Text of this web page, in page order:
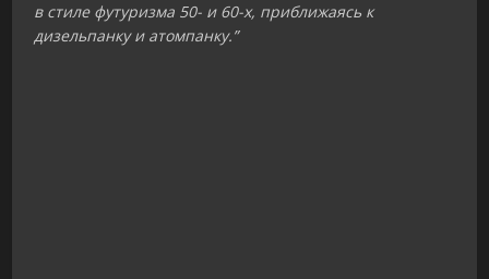
в стиле футуризма 50- и 60-х, приближаясь к
дизельпанку и атомпанку.”